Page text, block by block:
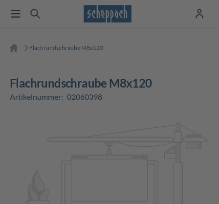
Flachrundschraube M8x120
Flachrundschraube M8x120
Artikelnummer: 02060398